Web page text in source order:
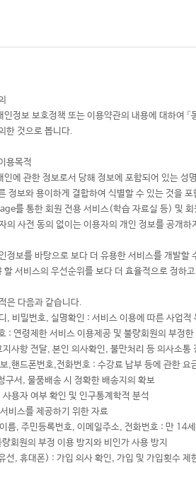
정보 보호정책 또는 이용약관의 내용에 대하여 「
한 것으로 봅니다.
용목적
인에 관한 정보로서 당해 정보에 포함되어 있는
정보와 용이하게 결합하여 식별할 수 있는 것을
를 통한 회원 전용 서비스(학습 자료실 등) 및
의 사전 동의 없이는 이용자의 개인 정보를 공개
정보를 바탕으로 보다 더 유용한 서비스를 개발
할 서비스의 우선순위를 보다 더 효율적으로 정하
은 다음과 같습니다.
, 비밀번호, 실명확인 : 서비스 이용에 따른 사업
: 연령제한 서비스 이용제공 및 불량회원의 부정
사항 전달, 본인 의사확인, 불만처리 등 의사소
,핸드폰번호,전화번호 : 수강료 납부 등에 관한 요
서, 물품배송 시 정확한 배송지의 확보
용자 여부 확인 및 인구통계학적 분석
비스를 제공하기 위한 자료
름, 주민등록번호, 이메일주소, 전화번호 : 만 14
회원의 부정 이용 방지와 비인가 사용 방지
선, 휴대폰) : 가입 의사 확인, 가입 및 가입횟수 제